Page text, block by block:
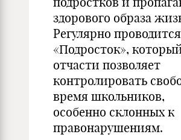
здорового образа
Регулярно
«Подросток»,
отчасти позволяет
контролировать
время школьников,
особенно склонных к
правонарушениям.